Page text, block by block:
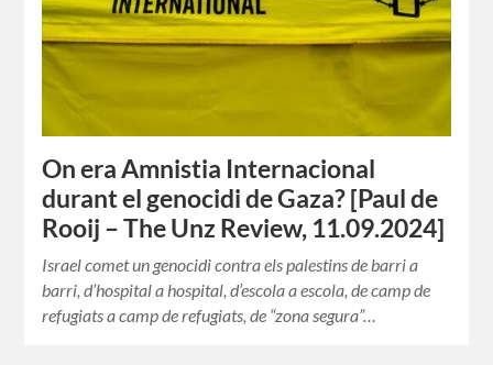
On era Amnistia Internacional
durant el genocidi de Gaza? [Paul de
Rooij – The Unz Review, 11.09.2024]
Israel comet un genocidi contra els palestins de barri a
barri, d’hospital a hospital, d’escola a escola, de camp de
refugiats a camp de refugiats, de “zona segura”…